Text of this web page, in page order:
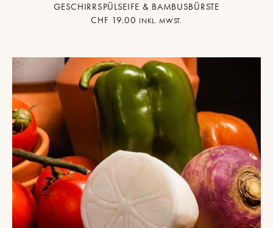
GESCHIRRSPÜLSEIFE & BAMBUSBÜRSTE
CHF 19.00 INKL. MWST.